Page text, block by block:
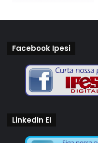
Facebook Ipesi
LinkedIn EI